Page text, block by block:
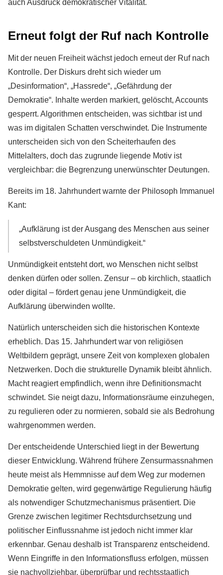
auch Ausdruck demokratischer Vitalität.
Erneut folgt der Ruf nach Kontrolle
Mit der neuen Freiheit wächst jedoch erneut der Ruf nach
Kontrolle. Der Diskurs dreht sich wieder um
„Desinformation“, „Hassrede“, „Gefährdung der
Demokratie“. Inhalte werden markiert, gelöscht, Accounts
gesperrt. Algorithmen entscheiden, was sichtbar ist und
was im digitalen Schatten verschwindet. Die Instrumente
unterscheiden sich von den Scheiterhaufen des
Mittelalters, doch das zugrunde liegende Motiv ist
vergleichbar: die Begrenzung unerwünschter Deutungen.
Bereits im 18. Jahrhundert warnte der Philosoph Immanuel
Kant:
„Aufklärung ist der Ausgang des Menschen aus seiner
selbstverschuldeten Unmündigkeit.“
Unmündigkeit entsteht dort, wo Menschen nicht selbst
denken dürfen oder sollen. Zensur – ob kirchlich, staatlich
oder digital – fördert genau jene Unmündigkeit, die
Aufklärung überwinden wollte.
Natürlich unterscheiden sich die historischen Kontexte
erheblich. Das 15. Jahrhundert war von religiösen
Weltbildern geprägt, unsere Zeit von komplexen globalen
Netzwerken. Doch die strukturelle Dynamik bleibt ähnlich.
Macht reagiert empfindlich, wenn ihre Definitionsmacht
schwindet. Sie neigt dazu, Informationsräume einzuhegen,
zu regulieren oder zu normieren, sobald sie als Bedrohung
wahrgenommen werden.
Der entscheidende Unterschied liegt in der Bewertung
dieser Entwicklung. Während frühere Zensurmassnahmen
heute meist als Hemmnisse auf dem Weg zur modernen
Demokratie gelten, wird gegenwärtige Regulierung häufig
als notwendiger Schutzmechanismus präsentiert. Die
Grenze zwischen legitimer Rechtsdurchsetzung und
politischer Einflussnahme ist jedoch nicht immer klar
erkennbar. Genau deshalb ist Transparenz entscheidend.
Wenn Eingriffe in den Informationsfluss erfolgen, müssen
sie nachvollziehbar, überprüfbar und rechtsstaatlich